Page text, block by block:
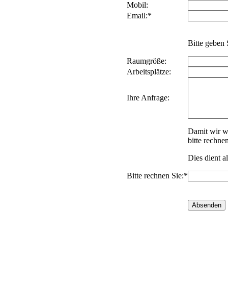
Mobil:
Email:*
Bitte geben
Raumgröße:
Arbeitsplätze:
Ihre Anfrage:
Damit wir
bitte
Dies dient
Bitte rechnen Sie:*